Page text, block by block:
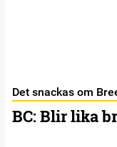
Det snackas om
BC: Blir lika